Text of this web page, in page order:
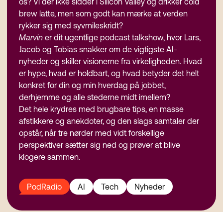
brew latte, men som godt kan mærke at verden
rykker sig med syvmileskridt?
Marvin er dit ugentlige podcast talkshow, hvor Lars,
Jacob og Tobias snakker om de vigtigste AI-
nyheder og skiller visionerne fra virkeligheden. Hvad
er hype, hvad er holdbart, og hvad betyder det helt
konkret for din og min hverdag på jobbet,
derhjemme og alle stederne midt imellem?
Det hele krydres med brugbare tips, en masse
afstikkere og anekdoter, og den slags samtaler der
opstår, når tre nørder med vidt forskellige
perspektiver sætter sig ned og prøver at blive
klogere sammen.
PodRadio AI Tech Nyheder